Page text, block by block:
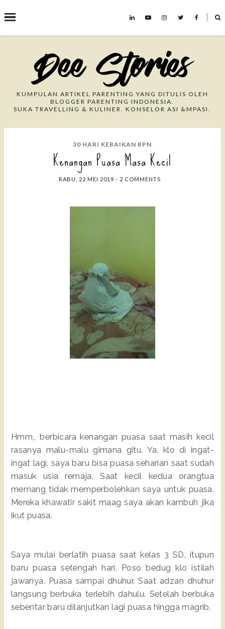
˟
Search This Blog
KUMPULAN ARTIKEL PARENTING YANG DITULIS OLEH
BLOGGER PARENTING INDONESIA.
SUKA TRAVELLING & KULINER. KONSELOR ASI &MPASI.
30 HARI KEBAIKAN BPN
Kenangan Puasa Masa Kecil
RABU, 22 MEI 2019 - 2 COMMENTS
Hmm,, berbicara kenangan puasa saat masih kecil
rasanya malu-malu gimana gitu. Ya, klo di ingat-
ingat lagi, saya baru bisa puasa seharian saat sudah
masuk usia remaja. Saat kecil kedua orangtua
memang tidak memperbolehkan saya untuk puasa.
Mereka khawatir sakit maag saya akan kambuh jika
ikut puasa.
Saya mulai berlatih puasa saat kelas 3 SD, itupun
baru puasa setengah hari. Poso bedug klo istilah
jawanya. Puasa sampai dhuhur. Saat adzan dhuhur
langsung berbuka terlebih dahulu. Setelah berbuka
sebentar baru dilanjutkan lagi puasa hingga magrib.